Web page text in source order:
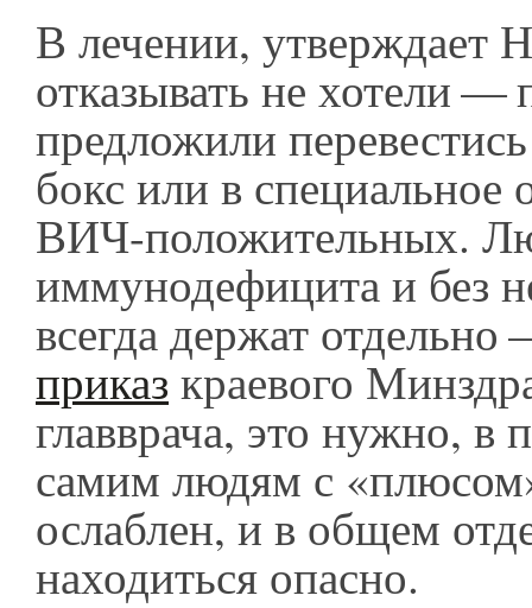
В лечении, утверждает
отказывать не хотели —
предложили
бокс или в специальное
ВИЧ-положительных.
иммунодефицита и без
всегда держат отдельно
приказкраевого
главврача, это нужно, в
самим людям с
ослаблен, и в общем
находиться опасно.